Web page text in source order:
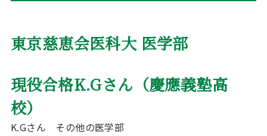
東京慈恵会医科大 医学部
現役合格K.Gさん（慶應義塾高
校）
K.Gさん その他の医学部